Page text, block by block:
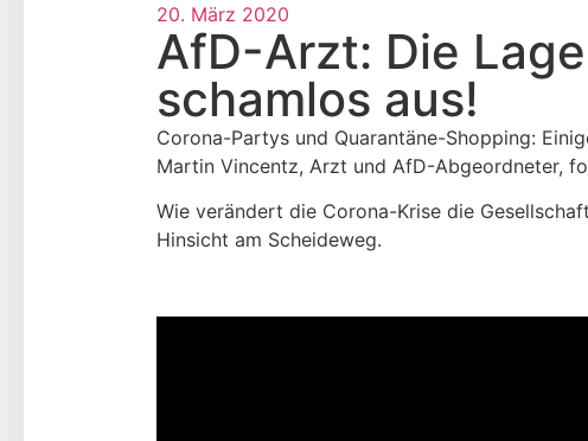
20. März 2020
AfD-Arzt: Die
schamlos aus!
Corona-Partys und Quarantäne-Shopping:
Martin Vincentz, Arzt und AfD-Abgeordneter,
Wie verändert die Corona-Krise die
Hinsicht am Scheideweg.